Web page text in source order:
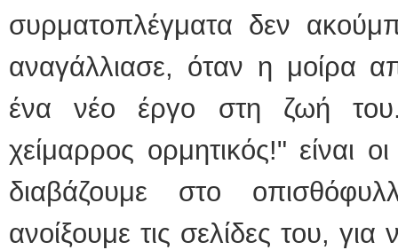
συρματοπλέγματα δεν
αναγάλλιασε, όταν η μοίρα
ένα νέο έργο στη ζωή του.
χείμαρρος ορμητικός!" είναι
διαβάζουμε στο
ανοίξουμε τις σελίδες του,